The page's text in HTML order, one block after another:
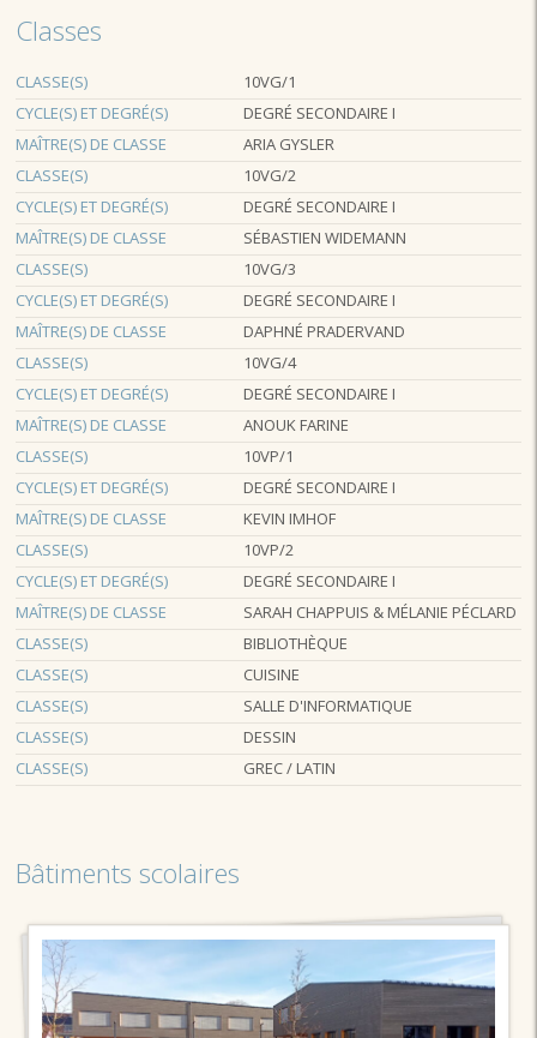
Classes
CLASSE(S)
10VG/1
CYCLE(S) ET DEGRÉ(S)
DEGRÉ SECONDAIRE I
MAÎTRE(S) DE CLASSE
ARIA GYSLER
CLASSE(S)
10VG/2
CYCLE(S) ET DEGRÉ(S)
DEGRÉ SECONDAIRE I
MAÎTRE(S) DE CLASSE
SÉBASTIEN WIDEMANN
CLASSE(S)
10VG/3
CYCLE(S) ET DEGRÉ(S)
DEGRÉ SECONDAIRE I
MAÎTRE(S) DE CLASSE
DAPHNÉ PRADERVAND
CLASSE(S)
10VG/4
CYCLE(S) ET DEGRÉ(S)
DEGRÉ SECONDAIRE I
MAÎTRE(S) DE CLASSE
ANOUK FARINE
CLASSE(S)
10VP/1
CYCLE(S) ET DEGRÉ(S)
DEGRÉ SECONDAIRE I
MAÎTRE(S) DE CLASSE
KEVIN IMHOF
CLASSE(S)
10VP/2
CYCLE(S) ET DEGRÉ(S)
DEGRÉ SECONDAIRE I
MAÎTRE(S) DE CLASSE
SARAH CHAPPUIS & MÉLANIE PÉCLARD
CLASSE(S)
BIBLIOTHÈQUE
CLASSE(S)
CUISINE
CLASSE(S)
SALLE D'INFORMATIQUE
CLASSE(S)
DESSIN
CLASSE(S)
GREC / LATIN
Bâtiments scolaires